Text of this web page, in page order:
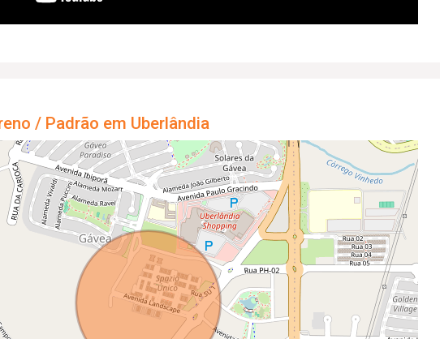
/ Padrão em Uberlândia